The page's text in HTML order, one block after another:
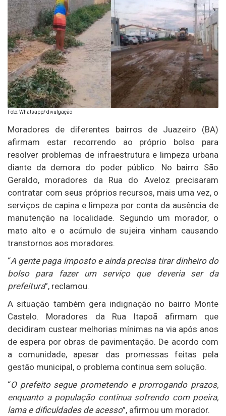
Foto: Whatsapp/ divulgação
Moradores de diferentes bairros de Juazeiro (BA)
afirmam estar recorrendo ao próprio bolso para
resolver problemas de infraestrutura e limpeza urbana
diante da demora do poder público. No bairro São
Geraldo, moradores da Rua do Aveloz precisaram
contratar com seus próprios recursos, mais uma vez, o
serviços de capina e limpeza por conta da ausência de
manutenção na localidade. Segundo um morador, o
mato alto e o acúmulo de sujeira vinham causando
transtornos aos moradores.
“A gente paga imposto e ainda precisa tirar dinheiro do
bolso para fazer um serviço que deveria ser da
prefeitura”, reclamou.
A situação também gera indignação no bairro Monte
Castelo. Moradores da Rua Itapoã afirmam que
decidiram custear melhorias mínimas na via após anos
de espera por obras de pavimentação. De acordo com
a comunidade, apesar das promessas feitas pela
gestão municipal, o problema continua sem solução.
“O prefeito segue prometendo e prorrogando prazos,
enquanto a população continua sofrendo com poeira,
lama e dificuldades de acesso”, afirmou um morador.